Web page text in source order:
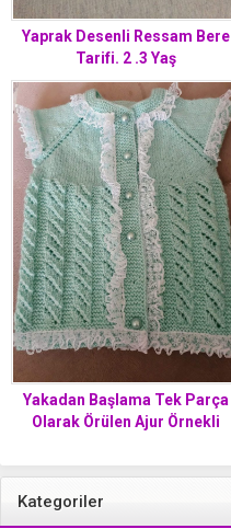
Yaprak Desenli Ressam Bere
Tarifi. 2 .3 Yaş
Yakadan Başlama Tek Parça
Olarak Örülen Ajur Örnekli
Yapımı. 1 yaş
Kategoriler